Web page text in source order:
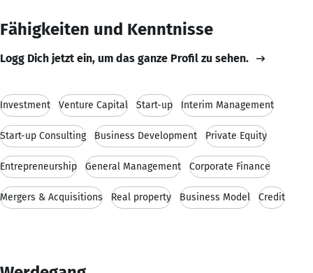
Fähigkeiten und Kenntnisse
Logg Dich jetzt ein, um das ganze Profil zu sehen.
Investment Venture Capital Start-up Interim Management
Start-up Consulting Business Development Private Equity
Entrepreneurship General Management Corporate Finance
Mergers & Acquisitions Real property Business Model Credit